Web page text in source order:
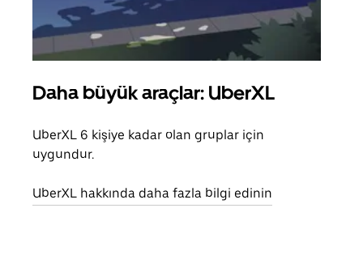
Daha büyük araçlar: UberXL
UberXL 6 kişiye kadar olan gruplar için
uygundur.
UberXL hakkında daha fazla bilgi edinin